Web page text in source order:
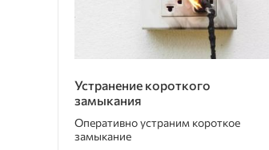
Устранение короткого
замыкания
Оперативно устраним короткое
замыкание